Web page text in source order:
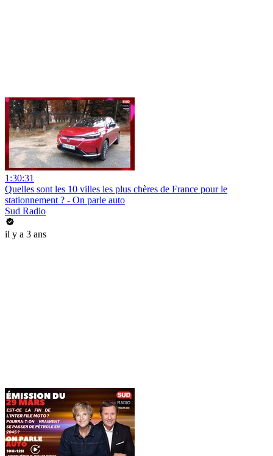
1:30:31
Quelles sont les 10 villes les plus chères de France pour le
stationnement ? - On parle auto
Sud Radio
il y a 3 ans